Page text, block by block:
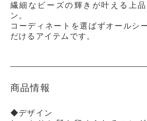
繊細なビーズの輝きが叶える上
ン。
コーディネートを選ばずオールシ
だけるアイテムです。
商品情報
◆デザイン